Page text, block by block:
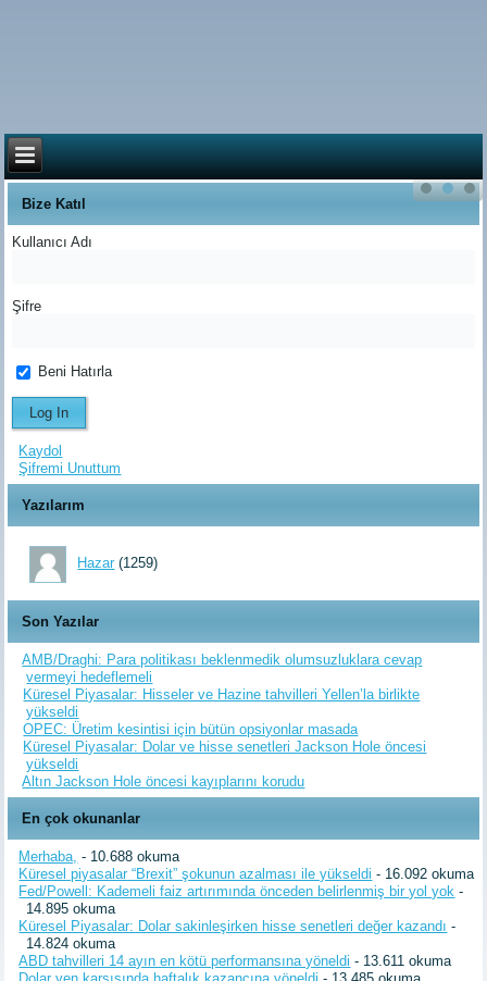
Bize Katıl
Kullanıcı Adı
Şifre
Beni Hatırla
Kaydol
Şifremi Unuttum
Yazılarım
Hazar (1259)
Son Yazılar
AMB/Draghi: Para politikası beklenmedik olumsuzluklara cevap
vermeyi hedeflemeli
Küresel Piyasalar: Hisseler ve Hazine tahvilleri Yellen’la birlikte
yükseldi
OPEC: Üretim kesintisi için bütün opsiyonlar masada
Küresel Piyasalar: Dolar ve hisse senetleri Jackson Hole öncesi
yükseldi
Altın Jackson Hole öncesi kayıplarını korudu
En çok okunanlar
Merhaba, - 10.688 okuma
Küresel piyasalar “Brexit” şokunun azalması ile yükseldi - 16.092 okuma
Fed/Powell: Kademeli faiz artırımında önceden belirlenmiş bir yol yok -
14.895 okuma
Küresel Piyasalar: Dolar sakinleşirken hisse senetleri değer kazandı -
14.824 okuma
ABD tahvilleri 14 ayın en kötü performansına yöneldi - 13.611 okuma